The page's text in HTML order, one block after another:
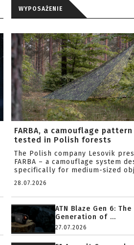
WYPOSAŻENIE
FARBA, a camouflage
tested in Polish forests
The Polish company Lesovik
FARBA – a camouflage system
specifically for medium-sized
28.07.2026
ATN Blaze Gen 6: The
Generation of ...
27.07.2026